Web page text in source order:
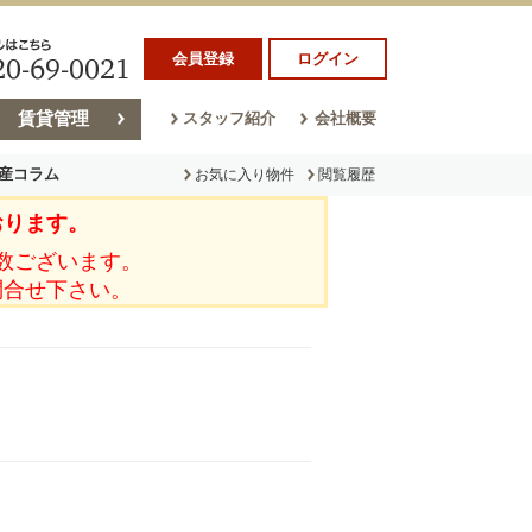
会員登録 ログイン
賃貸管理 スタッフ紹介 会社概要
コラム
ム
お気に入り物件 閲覧履歴
ます。
ざいます。
せ下さい。